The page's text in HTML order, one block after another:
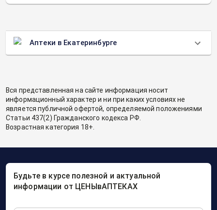
Аптеки в Екатеринбурге
Вся представленная на сайте информация носит
информационный характер и ни при каких условиях не
является публичной офертой, определяемой положениями
Статьи 437(2) Гражданского кодекса РФ.
Возрастная категория 18+.
Будьте в курсе полезной и актуальной
информации от ЦЕНЫвАПТЕКАХ